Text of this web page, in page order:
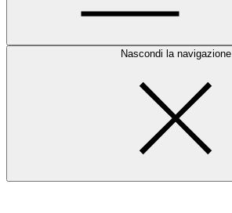
Nascondi la navigazione